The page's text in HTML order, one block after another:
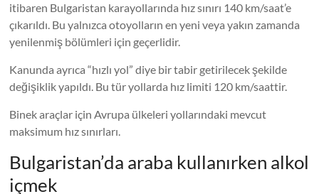
itibaren Bulgaristan karayollarında hız sınırı 140 km/saat’e
çıkarıldı. Bu yalnızca otoyolların en yeni veya yakın zamanda
yenilenmiş bölümleri için geçerlidir.
Kanunda ayrıca “hızlı yol” diye bir tabir getirilecek şekilde
değişiklik yapıldı. Bu tür yollarda hız limiti 120 km/saattir.
Binek araçlar için Avrupa ülkeleri yollarındaki mevcut
maksimum hız sınırları.
Bulgaristan’da araba kullanırken alkol
içmek